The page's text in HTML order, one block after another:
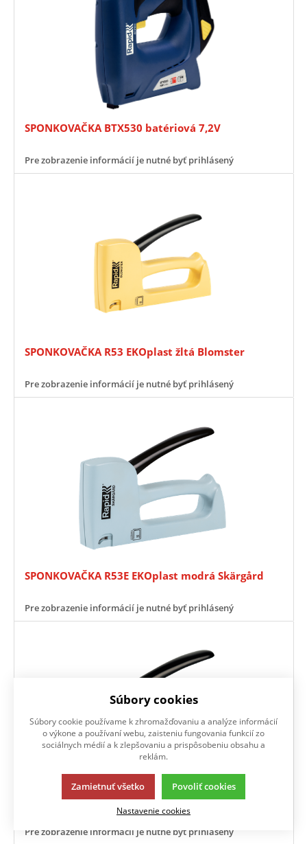
SPONKOVAČKA BTX530 batériová 7,2V
Pre zobrazenie informácií je nutné byť prihlásený
SPONKOVAČKA R53 EKOplast žltá Blomster
Pre zobrazenie informácií je nutné byť prihlásený
SPONKOVAČKA R53E EKOplast modrá Skärgård
Pre zobrazenie informácií je nutné byť prihlásený
SPONKOVAČKA R53E EKOplast zelená Skog
Pre zobrazenie informácií je nutné byť prihlásený
Súbory cookies
Súbory cookie používame k zhromažďovaniu a analýze informácií
o výkone a používaní webu, zaisteniu fungovania funkcií zo
sociálnych médií a k zlepšovaniu a prispôsobeniu obsahu a
reklám.
Zamietnuť všetko Povoliť cookies
Nastavenie cookies